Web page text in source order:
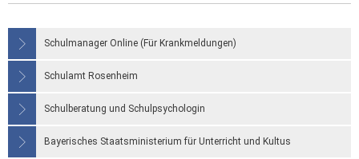
Schulmanager Online (Für Krankmeldungen)
Schulamt Rosenheim
Schulberatung und Schulpsychologin
Bayerisches Staatsministerium für Unterricht und Kultus